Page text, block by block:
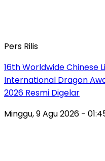
Pers Rilis
16th Worldwide Chinese
International Dragon
2026 Resmi Digelar
Minggu, 9 Agu 2026 -